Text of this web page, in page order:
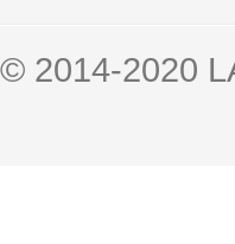
© 2014-2020